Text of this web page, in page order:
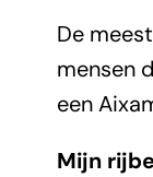
De
mensen
een
Mijn